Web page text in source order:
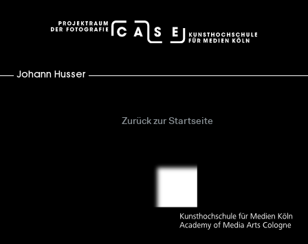
case – Projektraum der Fotografie
Johann Husser
Zurück zur Startseite